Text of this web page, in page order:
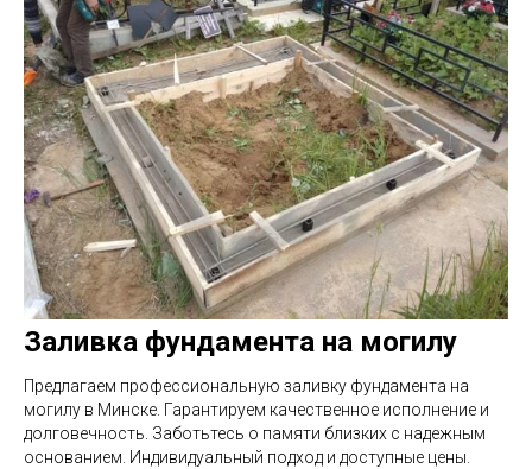
Заливка фундамента на могилу
Предлагаем профессиональную заливку фундамента на
могилу в Минске. Гарантируем качественное исполнение и
долговечность. Заботьтесь о памяти близких с надежным
основанием. Индивидуальный подход и доступные цены.